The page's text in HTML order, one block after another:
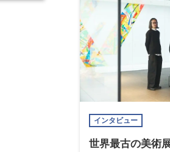
インタビュー
世界最古の美術